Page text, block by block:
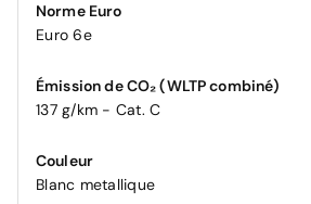
Norme Euro
Euro 6e
Émission de CO₂ (WLTP combiné)
137 g/km - Cat. C
Couleur
Blanc metallique